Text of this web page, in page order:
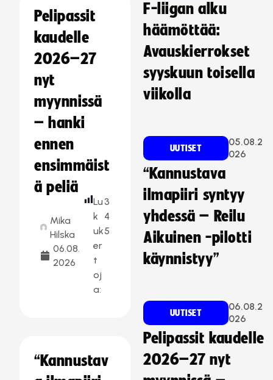
Pelipassit
kaudelle
2026–27
nyt
myynnissä
– hanki
ennen
ensimmäist
ä peliä
Mika
Hilska
06.08.
2026
Lu
k
uk
er
t
oj
a:
3
4
5
“Kannustav
F-liigan alku
häämöttää:
Avauskierrokset
syyskuun toisella
viikolla
UUTISET
05.08.2
026
“Kannustava
ilmapiiri syntyy
yhdessä – Reilu
Aikuinen -pilotti
käynnistyy”
UUTISET
06.08.2
026
Pelipassit kaudelle
2026–27 nyt